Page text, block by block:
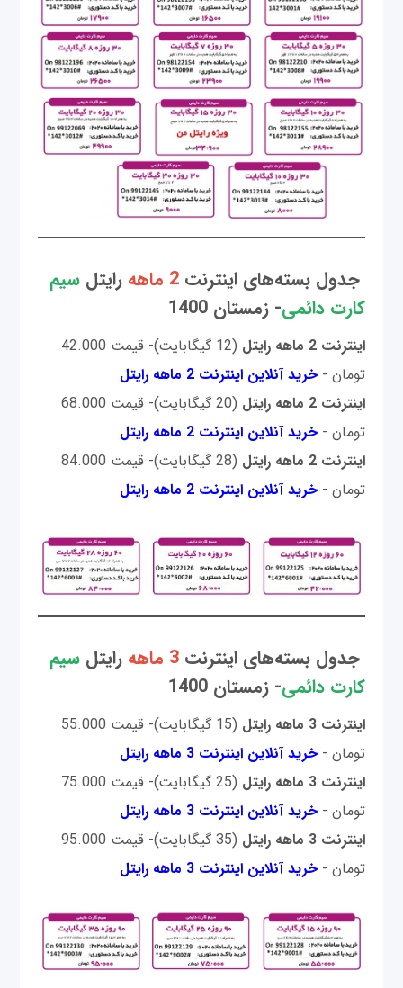
جدول بسته‌های اینترنت2 ماهه رایتل سیم
کارت دائمی- زمستان 1400
اینترنت 2 ماهه رایتل
(12 گیگابایت)- قیمت 42.000
تومان -خرید آنلاین اینترنت 2 ماهه رایتل
اینترنت 2 ماهه رایتل
(20 گیگابایت)- قیمت 68.000
تومان - خرید آنلاین اینترنت 2 ماهه رایتل
اینترنت 2 ماهه رایتل
(28 گیگابایت)- قیمت 84.000
تومان -خرید آنلاین اینترنت 2 ماهه رایتل
جدول بسته‌های اینترنت3 ماهه رایتلسیم
کارت دائمی- زمستان 1400
اینترنت 3 ماهه رایتل
(15 گیگابایت)- قیمت 55.000
تومان - خرید آنلاین اینترنت 3 ماهه رایتل
اینترنت 3 ماهه رایتل
(25 گیگابایت)- قیمت 75.000
تومان - خرید آنلاین اینترنت 3 ماهه رایتل
اینترنت 3 ماهه رایتل
(35 گیگابایت)- قیمت 95.000
تومان -خرید آنلاین اینترنت 3 ماهه رایتل